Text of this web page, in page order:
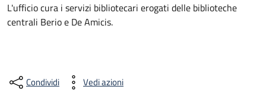
L'ufficio cura i servizi bibliotecari erogati delle biblioteche
centrali Berio e De Amicis.
Condividi Vedi azioni